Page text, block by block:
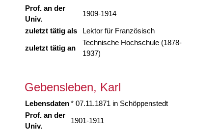
Prof. an der
Univ.
1909-1914
zuletzt tätig als Lektor für Französisch
zuletzt tätig an
Technische Hochschule (1878-
1937)
Gebensleben, Karl
Lebensdaten* 07.11.1871 in Schöppenstedt
Prof. an der
Univ.
1901-1911